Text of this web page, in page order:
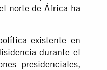
norte de África ha
existente en
durante el
presidenciales,